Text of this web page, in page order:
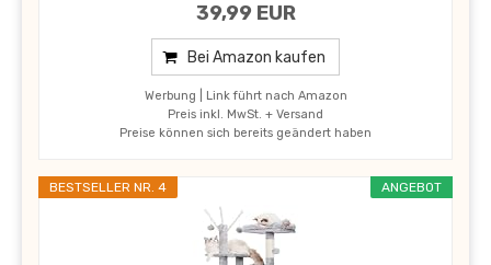
39,99 EUR
Bei Amazon kaufen
Werbung | Link führt nach Amazon
Preis inkl. MwSt. + Versand
Preise können sich bereits geändert haben
ANGEBOT
BESTSELLER NR. 4